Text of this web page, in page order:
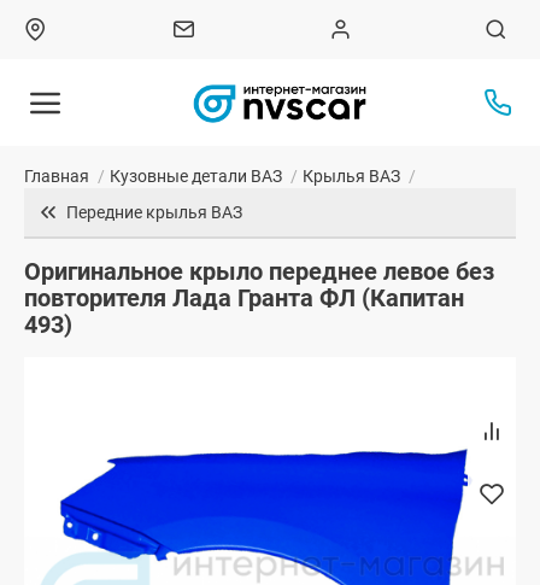
Главная / Кузовные детали ВАЗ / Крылья ВАЗ /
Передние крылья ВАЗ
Оригинальное крыло переднее левое без
повторителя Лада Гранта ФЛ (Капитан
493)